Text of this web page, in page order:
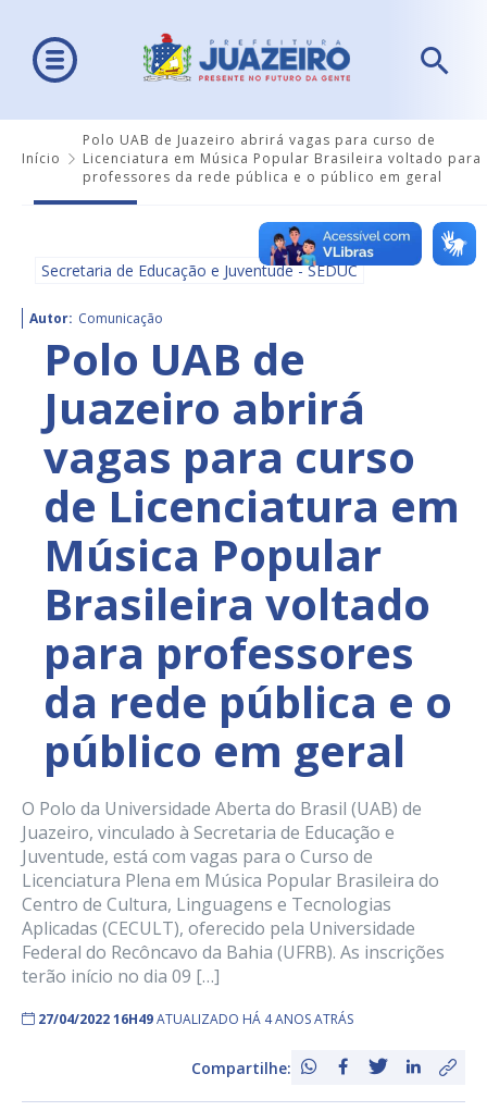
Início
Polo UAB de Juazeiro abrirá vagas para curso de
Licenciatura em Música Popular Brasileira voltado para
professores da rede pública e o público em geral
Secretaria de Educação e Juventude - SEDUC
Autor: Comunicação
Polo UAB de
Juazeiro abrirá
vagas para curso
de Licenciatura em
Música Popular
Brasileira voltado
para professores
da rede pública e o
público em geral
O Polo da Universidade Aberta do Brasil (UAB) de
Juazeiro, vinculado à Secretaria de Educação e
Juventude, está com vagas para o Curso de
Licenciatura Plena em Música Popular Brasileira do
Centro de Cultura, Linguagens e Tecnologias
Aplicadas (CECULT), oferecido pela Universidade
Federal do Recôncavo da Bahia (UFRB). As inscrições
terão início no dia 09 […]
27/04/2022 16H49ATUALIZADO HÁ 4 ANOS ATRÁS
Compartilhe: